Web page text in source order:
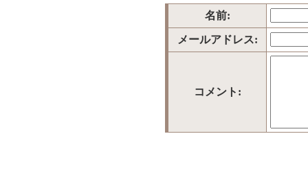
名前:
メールアドレス:
コメント: